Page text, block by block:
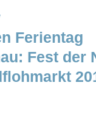
Ferientag
Fest der